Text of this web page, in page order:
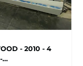
- 2010 - 4